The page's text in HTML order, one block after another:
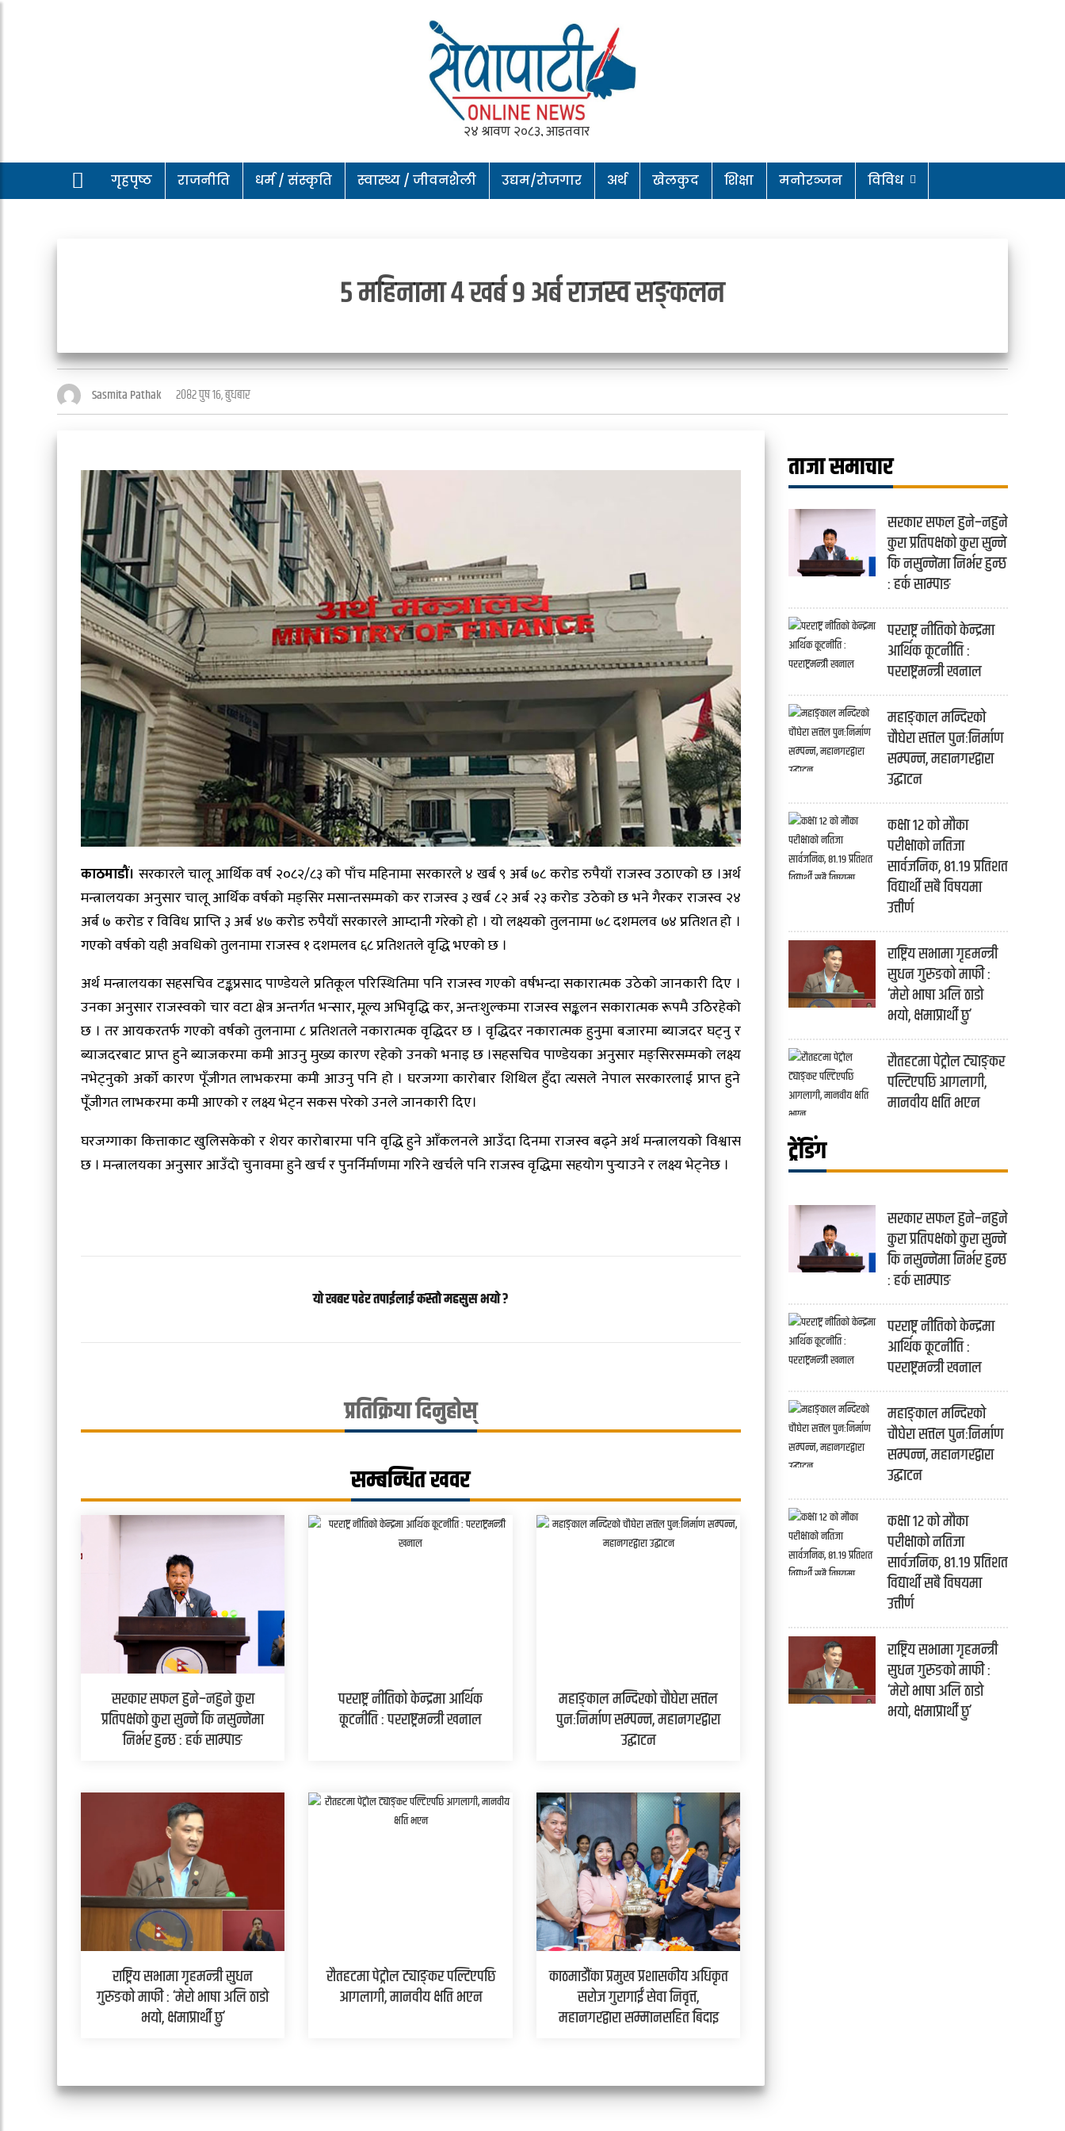
गृहपृष्ठ राजनीति धर्म / संस्कृति स्वास्थ्य / जीवनशैली उद्यम/रोजगार अर्थ खेलकुद शिक्षा मनोरञ्जन विविध
५ महिनामा ४ खर्ब ९ अर्ब राजस्व सङ्कलन
Sasmita Pathak २०८२ पुष १६, बुधबार
काठमाडौं। सरकारले चालू आर्थिक वर्ष २०८२/८३ को पाँच महिनामा सरकारले ४ खर्ब ९ अर्ब ७८ करोड रुपैयाँ राजस्व उठाएको छ ।अर्थ
मन्त्रालयका अनुसार चालू आर्थिक वर्षको मङ्सिर मसान्तसम्मको कर राजस्व ३ खर्ब ८२ अर्ब २३ करोड उठेको छ भने गैरकर राजस्व २४
अर्ब ७ करोड र विविध प्राप्ति ३ अर्ब ४७ करोड रुपैयाँ सरकारले आम्दानी गरेको हो । यो लक्ष्यको तुलनामा ७८ दशमलव ७४ प्रतिशत हो ।
गएको वर्षको यही अवधिको तुलनामा राजस्व १ दशमलव ६८ प्रतिशतले वृद्धि भएको छ ।
अर्थ मन्त्रालयका सहसचिव टङ्कप्रसाद पाण्डेयले प्रतिकूल परिस्थितिमा पनि राजस्व गएको वर्षभन्दा सकारात्मक उठेको जानकारी दिए ।
उनका अनुसार राजस्वको चार वटा क्षेत्र अन्तर्गत भन्सार, मूल्य अभिवृद्धि कर, अन्तःशुल्कमा राजस्व सङ्कलन सकारात्मक रूपमै उठिरहेको
छ । तर आयकरतर्फ गएको वर्षको तुलनामा ८ प्रतिशतले नकारात्मक वृद्धिदर छ । वृद्धिदर नकारात्मक हुनुमा बजारमा ब्याजदर घट्नु र
ब्याजदरबाट प्राप्त हुने ब्याजकरमा कमी आउनु मुख्य कारण रहेको उनको भनाइ छ ।सहसचिव पाण्डेयका अनुसार मङ्सिरसम्मको लक्ष्य
नभेट्नुको अर्को कारण पूँजीगत लाभकरमा कमी आउनु पनि हो । घरजग्गा कारोबार शिथिल हुँदा त्यसले नेपाल सरकारलाई प्राप्त हुने
पूँजीगत लाभकरमा कमी आएको र लक्ष्य भेट्न सकस परेको उनले जानकारी दिए।
घरजग्गाका कित्ताकाट खुलिसकेको र शेयर कारोबारमा पनि वृद्धि हुने आँकलनले आउँदा दिनमा राजस्व बढ्ने अर्थ मन्त्रालयको विश्वास
छ । मन्त्रालयका अनुसार आउँदो चुनावमा हुने खर्च र पुनर्निर्माणमा गरिने खर्चले पनि राजस्व वृद्धिमा सहयोग पुर्‍याउने र लक्ष्य भेट्नेछ ।
यो खबर पढेर तपाईलाई कस्तो महसुस भयो ?
प्रतिक्रिया दिनुहोस्
सम्बन्धित खवर
सरकार सफल हुने–नहुने कुरा
प्रतिपक्षको कुरा सुन्ने कि नसुन्नेमा
निर्भर हुन्छ : हर्क साम्पाङ
परराष्ट्र नीतिको केन्द्रमा आर्थिक
कूटनीति : परराष्ट्रमन्त्री खनाल
महाङ्काल मन्दिरको चौघेरा सत्तल
पुनःनिर्माण सम्पन्न, महानगरद्वारा
उद्घाटन
राष्ट्रिय सभामा गृहमन्त्री सुधन
गुरुङको माफी : ‘मेरो भाषा अलि ठाडो
भयो, क्षमाप्रार्थी छु’
रौतहटमा पेट्रोल ट्याङ्कर पल्टिएपछि
आगलागी, मानवीय क्षति भएन
काठमाडौंका प्रमुख प्रशासकीय अधिकृत
सरोज गुरागाईं सेवा निवृत्त,
महानगरद्वारा सम्मानसहित बिदाइ
ताजा समाचार
सरकार सफल हुने–नहुने
कुरा प्रतिपक्षको कुरा सुन्ने
कि नसुन्नेमा निर्भर हुन्छ
: हर्क साम्पाङ
परराष्ट्र नीतिको केन्द्रमा
आर्थिक कूटनीति :
परराष्ट्रमन्त्री खनाल
महाङ्काल मन्दिरको
चौघेरा सत्तल पुनःनिर्माण
सम्पन्न, महानगरद्वारा
उद्घाटन
कक्षा १२ को मौका
परीक्षाको नतिजा
सार्वजनिक, ८१.१९ प्रतिशत
विद्यार्थी सबै विषयमा
उत्तीर्ण
राष्ट्रिय सभामा गृहमन्त्री
सुधन गुरुङको माफी :
‘मेरो भाषा अलि ठाडो
भयो, क्षमाप्रार्थी छु’
रौतहटमा पेट्रोल ट्याङ्कर
पल्टिएपछि आगलागी,
मानवीय क्षति भएन
ट्रेंडिंग
सरकार सफल हुने–नहुने
कुरा प्रतिपक्षको कुरा सुन्ने
कि नसुन्नेमा निर्भर हुन्छ
: हर्क साम्पाङ
परराष्ट्र नीतिको केन्द्रमा
आर्थिक कूटनीति :
परराष्ट्रमन्त्री खनाल
महाङ्काल मन्दिरको
चौघेरा सत्तल पुनःनिर्माण
सम्पन्न, महानगरद्वारा
उद्घाटन
कक्षा १२ को मौका
परीक्षाको नतिजा
सार्वजनिक, ८१.१९ प्रतिशत
विद्यार्थी सबै विषयमा
उत्तीर्ण
राष्ट्रिय सभामा गृहमन्त्री
सुधन गुरुङको माफी :
‘मेरो भाषा अलि ठाडो
भयो, क्षमाप्रार्थी छु’